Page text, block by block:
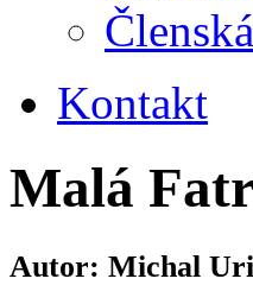
Kontakt
Malá
Autor: Michal